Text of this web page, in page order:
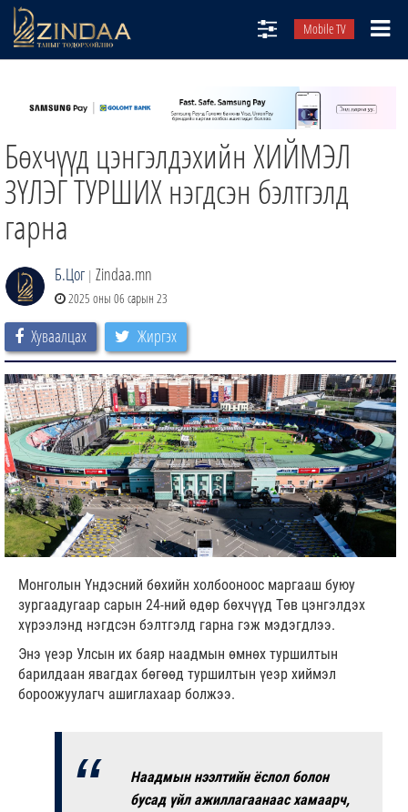
Mobile TV
ТВ8
ӨГЛӨӨНИЙ СОНИН
АУДИО ЗОХИОЛ
Бөхчүүд цэнгэлдэхийн ХИЙМЭЛ
ЗҮЛЭГ ТУРШИХ нэгдсэн бэлтгэлд
гарна
Б.Цог | Zindaa.mn
2025 оны 06 сарын 23
Хуваалцах Жиргэх
Монголын Үндэсний бөхийн холбооноос маргааш буюу
зургаадугаар сарын 24-ний өдөр бөхчүүд Төв цэнгэлдэх
хүрээлэнд нэгдсэн бэлтгэлд гарна гэж мэдэгдлээ.
Энэ үеэр Улсын их баяр наадмын өмнөх туршилтын
барилдаан явагдах бөгөөд туршилтын үеэр хиймэл
бороожуулагч ашиглахаар болжээ.
Наадмын нээлтийн ёслол болон
бусад үйл ажиллагаанаас хамаарч,